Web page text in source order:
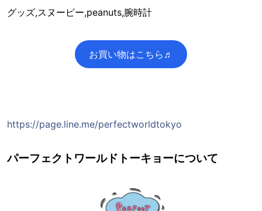
グッズ,スヌーピー,peanuts,腕時計
お買い物はこちら♬
https://page.line.me/perfectworldtokyo
パーフェクトワールドトーキョーについて